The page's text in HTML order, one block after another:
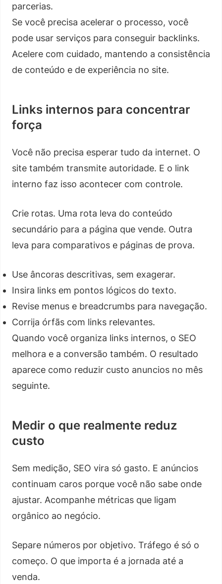
parcerias.
Se você precisa acelerar o processo, você
pode usar serviços para conseguir backlinks.
Acelere com cuidado, mantendo a consistência
de conteúdo e de experiência no site.
Links internos para concentrar
força
Você não precisa esperar tudo da internet. O
site também transmite autoridade. E o link
interno faz isso acontecer com controle.
Crie rotas. Uma rota leva do conteúdo
secundário para a página que vende. Outra
leva para comparativos e páginas de prova.
Use âncoras descritivas, sem exagerar.
Insira links em pontos lógicos do texto.
Revise menus e breadcrumbs para navegação.
Corrija órfãs com links relevantes.
Quando você organiza links internos, o SEO
melhora e a conversão também. O resultado
aparece como reduzir custo anuncios no mês
seguinte.
Medir o que realmente reduz
custo
Sem medição, SEO vira só gasto. E anúncios
continuam caros porque você não sabe onde
ajustar. Acompanhe métricas que ligam
orgânico ao negócio.
Separe números por objetivo. Tráfego é só o
começo. O que importa é a jornada até a
venda.